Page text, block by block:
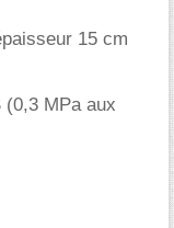
15 cm
MPa aux